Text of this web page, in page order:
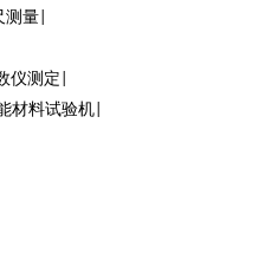
测量
仪测定
材料试验机